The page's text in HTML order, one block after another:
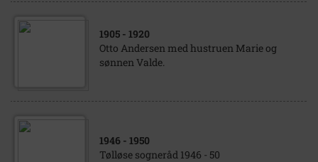
1905 - 1920
Otto Andersen med hustruen Marie og
sønnen Valde.
1946 - 1950
Tølløse sogneråd 1946 - 50